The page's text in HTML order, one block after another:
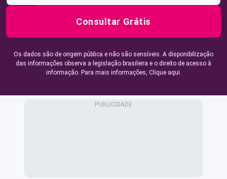
Consultar Grátis
Os dados são de origem pública e não são sensíveis. A disponibilização
das informações observa a legislação brasileira e o direito de acesso à
informação. Para mais informações, Clique aqui.